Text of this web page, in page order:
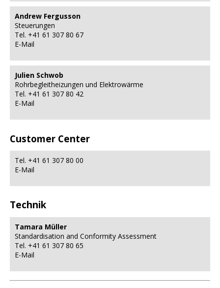
Andrew Fergusson
Steuerungen
Tel. +41 61 307 80 67
E-Mail
Julien Schwob
Rohrbegleitheizungen und Elektrowärme
Tel. +41 61 307 80 42
E-Mail
Customer Center
Tel. +41 61 307 80 00
E-Mail
Technik
Tamara Müller
Standardisation and Conformity Assessment
Tel. +41 61 307 80 65
E-Mail